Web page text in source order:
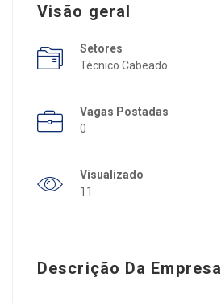
Visão geral
Setores
Técnico Cabeado
Vagas Postadas
0
Visualizado
11
Descrição Da Empresa